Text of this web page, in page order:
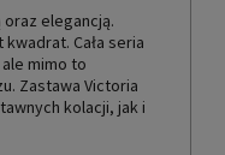
elegancją.
Cała seria
mimo to
Zastawa Victoria
kolacji, jak i